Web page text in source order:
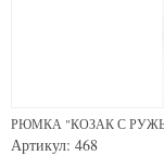
РЮМКА "КОЗАК С
Артикул: 468